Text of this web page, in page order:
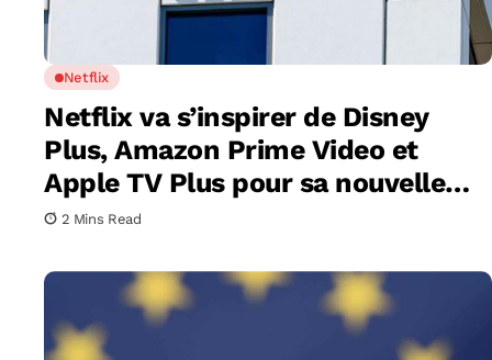
Netflix
Netflix va s’inspirer de Disney
Plus, Amazon Prime Video et
Apple TV Plus pour sa nouvelle
fonction
2 Mins Read